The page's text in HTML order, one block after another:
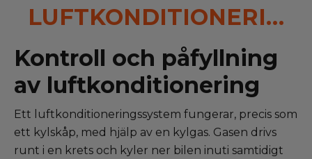
OM OSS
NYHETER
Tjänster
KONTAKTA OSS
Alla verkstäder
LUFTKONDITIONERING
Kontroll och påfyllning
av luftkonditionering
Ett luftkonditioneringssystem fungerar, precis som
ett kylskåp, med hjälp av en kylgas. Gasen drivs
runt i en krets och kyler ner bilen inuti samtidigt